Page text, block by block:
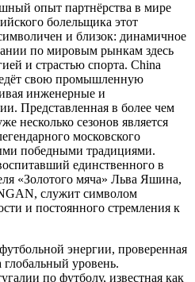
опыт партнёрства в мире
болельщика этот
и близок: динамичное
по мировым рынкам здесь
и страстью спорта. China
свою промышленную
инженерные и
Представленная в более чем
несколько сезонов является
московского
победными традициями.
единственного в
«Золотого мяча» Льва Яшина,
служит символом
и постоянного стремления к
энергии, проверенная
уровень.
по футболу, известная как